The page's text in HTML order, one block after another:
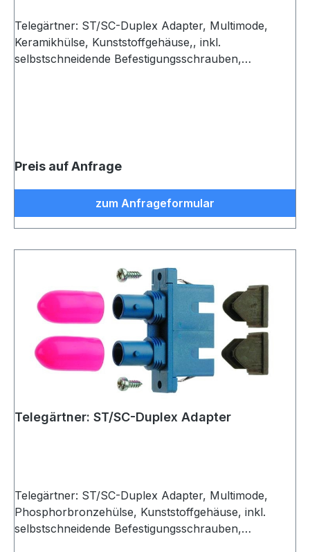
Telegärtner: ST/SC-Duplex Adapter, Multimode,
Keramikhülse, Kunststoffgehäuse,, inkl.
selbstschneidende Befestigungsschrauben,
Preis auf Anfrage
zum Anfrageformular
Telegärtner: ST/SC-Duplex Adapter
Telegärtner: ST/SC-Duplex Adapter, Multimode,
Phosphorbronzehülse, Kunststoffgehäuse, inkl.
selbstschneidende Befestigungsschrauben,